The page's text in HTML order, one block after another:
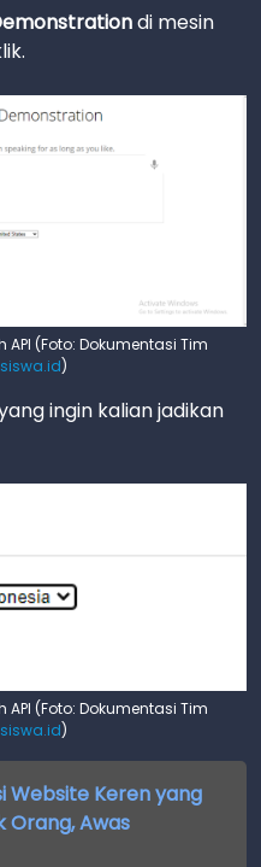
di mesin
(Foto: Dokumentasi Tim
)
ingin kalian jadikan
(Foto: Dokumentasi Tim
)
Website Keren yang
Orang, Awas